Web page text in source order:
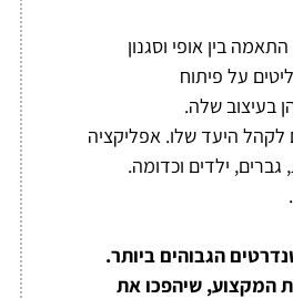
בין אופי וסגנון
על פיתוח
בעיצוב שלה.
היעד שלו. אפליקציה
ילדים וכדומה.
הגבוהים ביותר.
את כל סודות המקצוע, שיהפכו את
אפליקציות שיצאו
אתם מוזמנים לראות